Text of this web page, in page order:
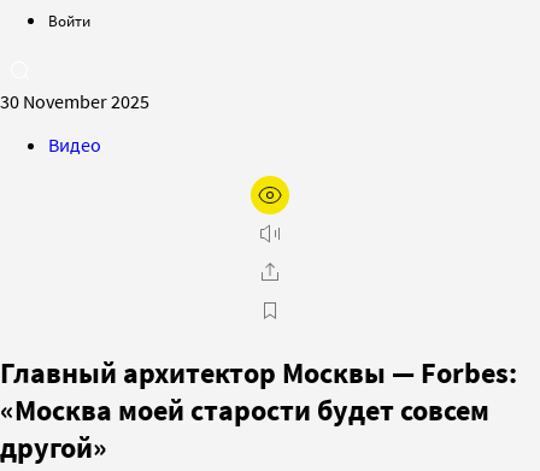
Войти
30 November 2025
Видео
Главный архитектор Москвы — Forbes:
«Москва моей старости будет совсем
другой»